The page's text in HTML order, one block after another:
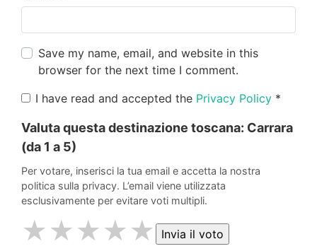
Save my name, email, and website in this
browser for the next time I comment.
I have read and accepted the Privacy Policy *
Valuta questa destinazione toscana: Carrara
(da 1 a 5)
Per votare, inserisci la tua email e accetta la nostra
politica sulla privacy. L’email viene utilizzata
esclusivamente per evitare voti multipli.
★
★
★
★
★